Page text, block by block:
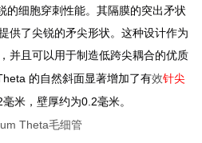
的细胞穿刺性能。其隔膜的突出矛状
供了尖锐的矛尖形状。这种设计作为
并且可以用于制造低跨尖耦合的优质
的自然斜面显著增加了有效针尖
毫米，壁厚约为0.2毫米。